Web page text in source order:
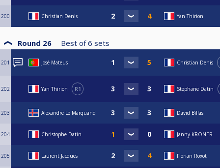
200 Christian Denis Yan Thirion
Round 26 Best of6 sets
201 José Mateus Christian Denis
202 Yan Thirion R1 Stephane Datin
203 Alexandre Le Marquand David Billas
204 Christophe Datin Janny KRONER
205 Laurent Jacques Florian Roxot